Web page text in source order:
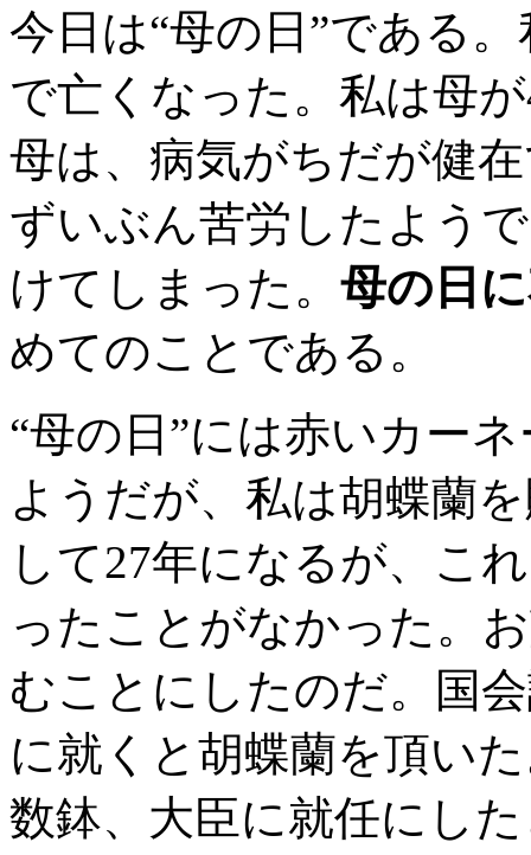
今日は“母の日”である
で亡くなった。私は母
母は、病気がちだが健
ずいぶん苦労したよう
けてしまった。 母の日
めてのことである。
“母の日”には赤いカー
ようだが、私は胡蝶蘭
して27年になるが、こ
ったことがなかった。
むことにしたのだ。国
に就くと胡蝶蘭を頂い
数鉢、大臣に就任にし